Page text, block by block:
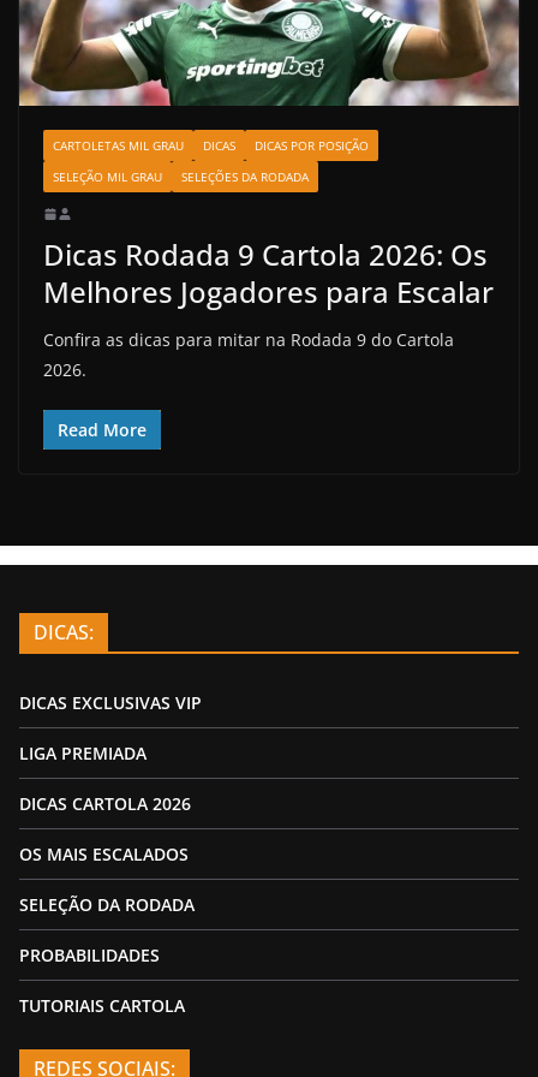
CARTOLETAS MIL GRAU DICAS
DICAS POR POSIÇÃO
SELEÇÃO MIL GRAU
SELEÇÕES DA RODADA
Dicas Rodada 9 Cartola 2026: Os
Melhores Jogadores para Escalar
Confira as dicas para mitar na Rodada 9 do Cartola
2026.
Read More
DICAS:
DICAS EXCLUSIVAS VIP
LIGA PREMIADA
DICAS CARTOLA 2026
OS MAIS ESCALADOS
SELEÇÃO DA RODADA
PROBABILIDADES
TUTORIAIS CARTOLA
REDES SOCIAIS: